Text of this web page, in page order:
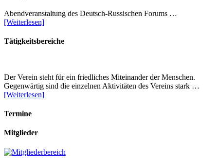
Abendveranstaltung des Deutsch-Russischen Forums …
[Weiterlesen]
Tätigkeitsbereiche
Der Verein steht für ein friedliches Miteinander der Menschen.
Gegenwärtig sind die einzelnen Aktivitäten des Vereins stark …
[Weiterlesen]
Termine
Mitglieder